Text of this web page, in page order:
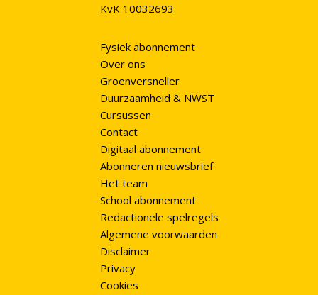
KvK 10032693
Fysiek abonnement
Over ons
Groenversneller
Duurzaamheid & NWST
Cursussen
Contact
Digitaal abonnement
Abonneren nieuwsbrief
Het team
School abonnement
Redactionele spelregels
Algemene voorwaarden
Disclaimer
Privacy
Cookies